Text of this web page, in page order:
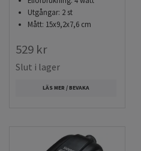
Utgångar: 2 st
Mått: 15x9,2x7,6 cm
529 kr
Slut i lager
LÄS MER / BEVAKA